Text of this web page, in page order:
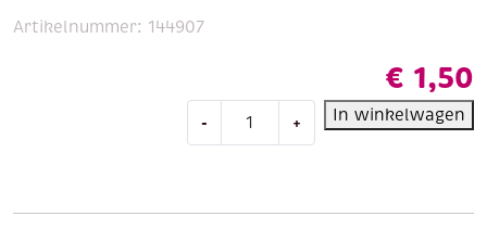
€ 1,50
- + In winkelwagen
Artikelnummer: 144907